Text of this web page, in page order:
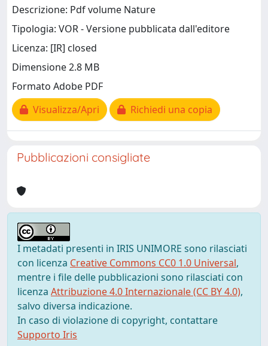
Descrizione: Pdf volume Nature
Tipologia: VOR - Versione pubblicata dall'editore
Licenza: [IR] closed
Dimensione 2.8 MB
Formato Adobe PDF
Visualizza/Apri
Richiedi una copia
Pubblicazioni consigliate
I metadati presenti in IRIS UNIMORE sono rilasciati
con licenza Creative Commons CC0 1.0 Universal,
mentre i file delle pubblicazioni sono rilasciati con
licenza Attribuzione 4.0 Internazionale (CC BY 4.0),
salvo diversa indicazione.
In caso di violazione di copyright, contattare
Supporto Iris